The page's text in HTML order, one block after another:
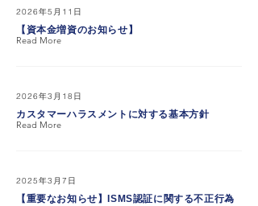
2026年5月11日
【資本金増資のお知らせ】
Read More
2026年3月18日
カスタマーハラスメントに対する基本方針
Read More
2025年3月7日
【重要なお知らせ】ISMS認証に関する不正行為